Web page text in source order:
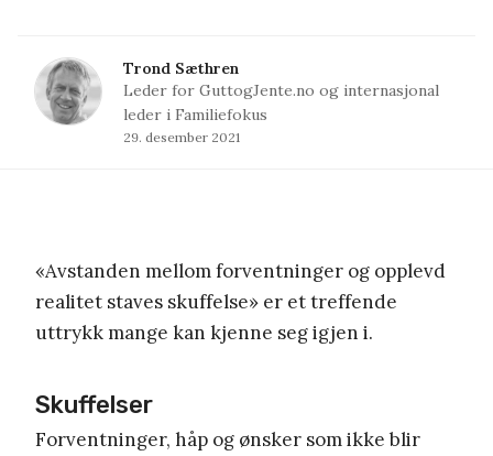
Trond Sæthren
Leder for GuttogJente.no og internasjonal
leder i Familiefokus
29. desember 2021
«Avstanden mellom forventninger og opplevd
realitet staves skuffelse» er et treffende
uttrykk mange kan kjenne seg igjen i.
Skuffelser
Forventninger, håp og ønsker som ikke blir